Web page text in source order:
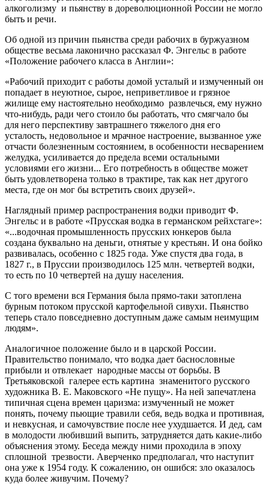
алкоголизму и пьянству в дореволюционной России не могло
быть и речи.
Об одной из причин пьянства среди рабочих в буржуазном
обществе весьма лаконично рассказал Ф. Энгельс в работе
«Положение рабочего класса в Англии»:
«Рабочий приходит с работы домой усталый и измученный он
попадает в неуютное, сырое, неприветливое и грязное
жилище ему настоятельно необходимо развлечься, ему нужно
что-нибудь, ради чего стоило бы работать, что смягчало бы
для него перспективу завтрашнего тяжелого дня его
усталость, недовольное и мрачное настроение, вызванное уже
отчасти болезненным состоянием, в особенности несварением
желудка, усиливается до предела всеми остальными
условиями его жизни... Его потребность в обществе может
быть удовлетворена только в трактире, так как нет другого
места, где он мог бы встретить своих друзей».
Наглядный пример распространения водки приводит Ф.
Энгельс и в работе «Прусская водка в германском рейхстаге»:
«...водочная промышленность прусских юнкеров была
создана буквально на деньги, отнятые у крестьян. И она бойко
развивалась, особенно с 1825 года. Уже спустя два года, в
1827 г., в Пруссии производилось 125 млн. четвертей водки,
то есть по 10 четвертей на душу населения.
С того времени вся Германия была прямо-таки затоплена
бурным потоком прусской картофельной сивухи. Пьянство
теперь стало повседневно доступным даже самым неимущим
людям».
Аналогичное положение было и в царской России.
Правительство понимало, что водка дает баснословные
прибыли и отвлекает народные массы от борьбы. В
Третьяковской галерее есть картина знаменитого русского
художника В. Е. Маковского «Не пущу». На ней запечатлена
типичная сцена времен царизма: измученный не может
понять, почему пьющие травили себя, ведь водка и противная,
и невкусная, и самочувствие после нее ухудшается. И дед, сам
в молодости любивший выпить, затрудняется дать какие-либо
объяснения этому. Беседа между ними проходила в эпоху
сплошной трезвости. Аверченко предполагал, что наступит
она уже к 1954 году. К сожалению, он ошибся: зло оказалось
куда более живучим. Почему?